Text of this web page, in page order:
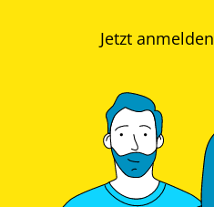
Jetzt anmelden